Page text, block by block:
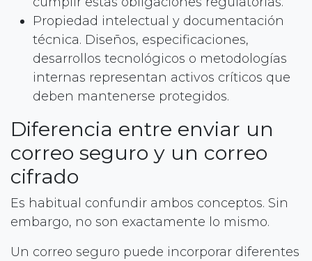
Propiedad intelectual y documentación
técnica. Diseños, especificaciones,
desarrollos tecnológicos o metodologías
internas representan activos críticos que
deben mantenerse protegidos.
Diferencia entre enviar un
correo seguro y un correo
cifrado
Es habitual confundir ambos conceptos. Sin
embargo, no son exactamente lo mismo.
Un correo seguro puede incorporar diferentes